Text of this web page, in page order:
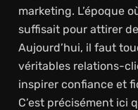
marketing. L’époque
suffisait pour attirer
Aujourd’hui, il faut
véritables relations-
inspirer confiance et
C’est précisément ici